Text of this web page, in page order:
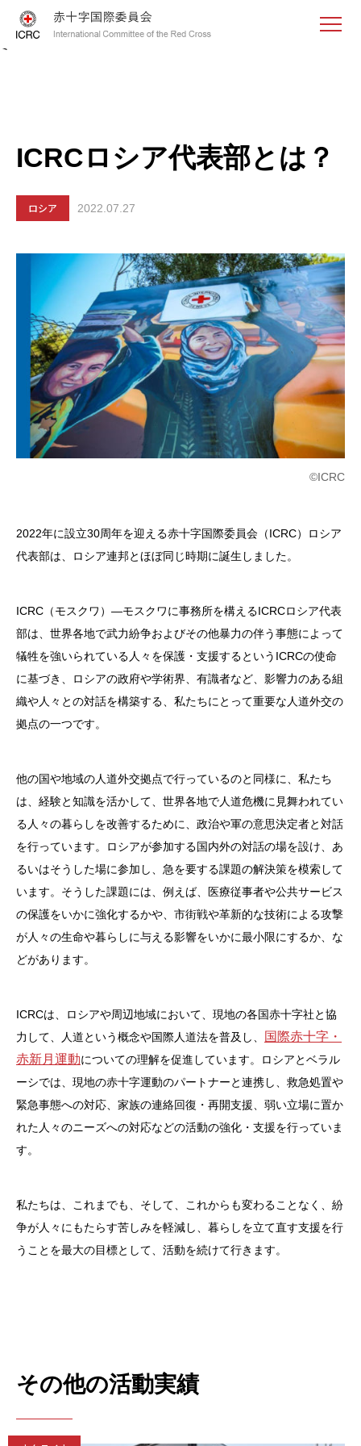
<
ICRCロシア代表部とは？
ロシア 2022.07.27
©ICRC
2022年に設立30周年を迎える赤十字国際委員会（ICRC）ロシア
代表部は、ロシア連邦とほぼ同じ時期に誕生しました。
ICRC（モスクワ）―モスクワに事務所を構えるICRCロシア代表
部は、世界各地で武力紛争およびその他暴力の伴う事態によって
犠牲を強いられている人々を保護・支援するというICRCの使命
に基づき、ロシアの政府や学術界、有識者など、影響力のある組
織や人々との対話を構築する、私たちにとって重要な人道外交の
拠点の一つです。
他の国や地域の人道外交拠点で行っているのと同様に、私たち
は、経験と知識を活かして、世界各地で人道危機に見舞われてい
る人々の暮らしを改善するために、政治や軍の意思決定者と対話
を行っています。ロシアが参加する国内外の対話の場を設け、あ
るいはそうした場に参加し、急を要する課題の解決策を模索して
います。そうした課題には、例えば、医療従事者や公共サービス
の保護をいかに強化するかや、市街戦や革新的な技術による攻撃
が人々の生命や暮らしに与える影響をいかに最小限にするか、な
どがあります。
ICRCは、ロシアや周辺地域において、現地の各国赤十字社と協
力して、人道という概念や国際人道法を普及し、
国際赤十字・
赤新月運動についての理解を促進しています。ロシアとベラル
ーシでは、現地の赤十字運動のパートナーと連携し、救急処置や
緊急事態への対応、家族の連絡回復・再開支援、弱い立場に置か
れた人々のニーズへの対応などの活動の強化・支援を行っていま
す。
私たちは、これまでも、そして、これからも変わることなく、紛
争が人々にもたらす苦しみを軽減し、暮らしを立て直す支援を行
うことを最大の目標として、活動を続けて行きます。
その他の活動実績